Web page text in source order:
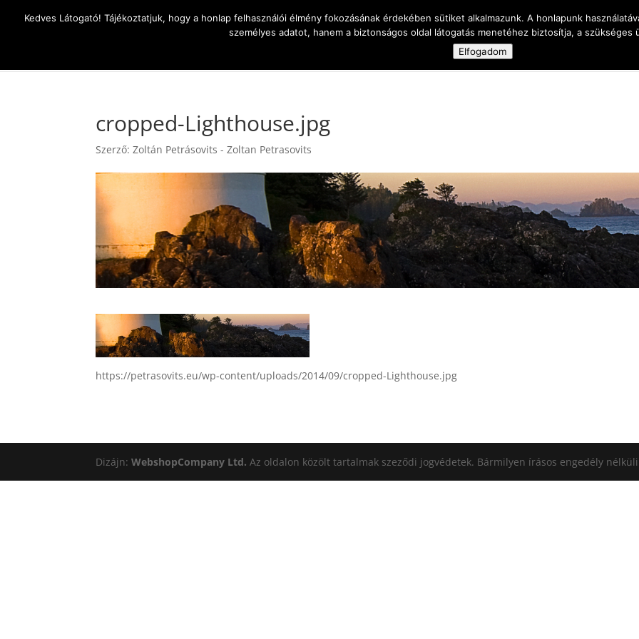
Magamról A vak is ember
cropped-Lighthouse.jpg
Szerző:Zoltán Petrásovits - Zoltan Petrasovits
https://petrasovits.eu/wp-content/uploads/2014/09/cropped-Lighthouse.jpg
Dizájn:WebshopCompany Ltd.Az oldalon közölt tartalmak szeződi jogvédetek. Bármilyen írásos engedély
Kedves Látogató! Tájékoztatjuk, hogy a honlap felhasználói élmény fokozásának érdekében sütiket alkalmazunk. A honlapunk
személyes adatot, hanem a biztonságos oldal látogatás menetéhez biztosítja, a szükséges
Elfogadom